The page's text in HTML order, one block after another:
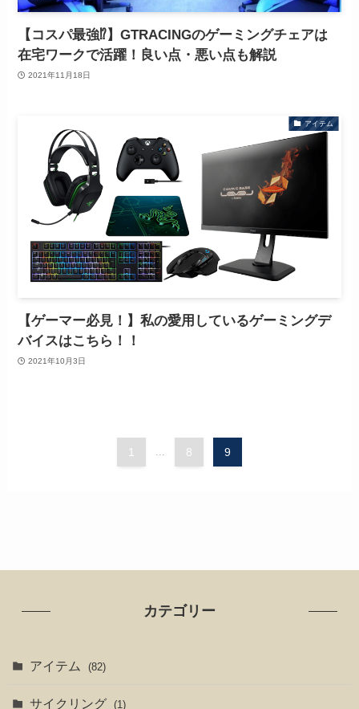
【コスパ最強⁉】GTRACINGのゲーミングチェアは
在宅ワークで活躍！良い点・悪い点も解説
2021年11月18日
アイテム
【ゲーマー必見！】私の愛用しているゲーミングデ
バイスはこちら！！
2021年10月3日
1 8 9
カテゴリー
アイテム (82)
サイクリング (1)